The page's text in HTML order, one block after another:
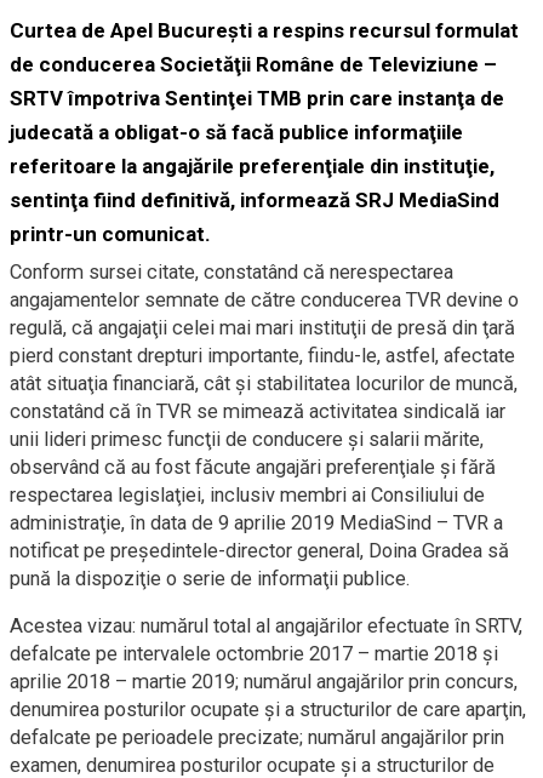
Curtea de Apel Bucureşti a respins recursul formulat
de conducerea Societăţii Române de Televiziune –
SRTV împotriva Sentinţei TMB prin care instanţa de
judecată a obligat-o să facă publice informaţiile
referitoare la angajările preferenţiale din instituţie,
sentinţa fiind definitivă, informează SRJ MediaSind
printr-un comunicat.
Conform sursei citate, constatând că nerespectarea
angajamentelor semnate de către conducerea TVR devine o
regulă, că angajaţii celei mai mari instituţii de presă din ţară
pierd constant drepturi importante, fiindu-le, astfel, afectate
atât situaţia financiară, cât şi stabilitatea locurilor de muncă,
constatând că în TVR se mimează activitatea sindicală iar
unii lideri primesc funcţii de conducere şi salarii mărite,
observând că au fost făcute angajări preferenţiale şi fără
respectarea legislaţiei, inclusiv membri ai Consiliului de
administraţie, în data de 9 aprilie 2019 MediaSind – TVR a
notificat pe preşedintele-director general, Doina Gradea să
pună la dispoziţie o serie de informaţii publice.
Acestea vizau: numărul total al angajărilor efectuate în SRTV,
defalcate pe intervalele octombrie 2017 – martie 2018 şi
aprilie 2018 – martie 2019; numărul angajărilor prin concurs,
denumirea posturilor ocupate şi a structurilor de care aparţin,
defalcate pe perioadele precizate; numărul angajărilor prin
examen, denumirea posturilor ocupate şi a structurilor de